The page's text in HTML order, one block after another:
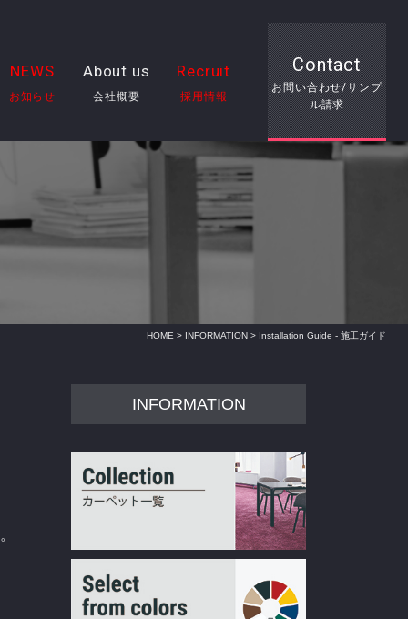
Contact
お問い合わせ/サンプ
ル請求
NEWS
お知らせ
About us
会社概要
Recruit
採用情報
HOME > INFORMATION > Installation Guide - 施工ガイド
INFORMATION